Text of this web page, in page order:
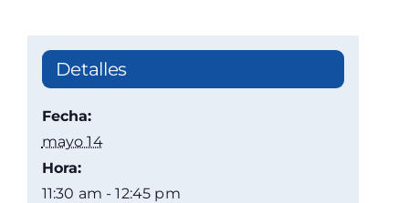
Detalles
Fecha:
mayo 14
Hora:
11:30 am - 12:45 pm